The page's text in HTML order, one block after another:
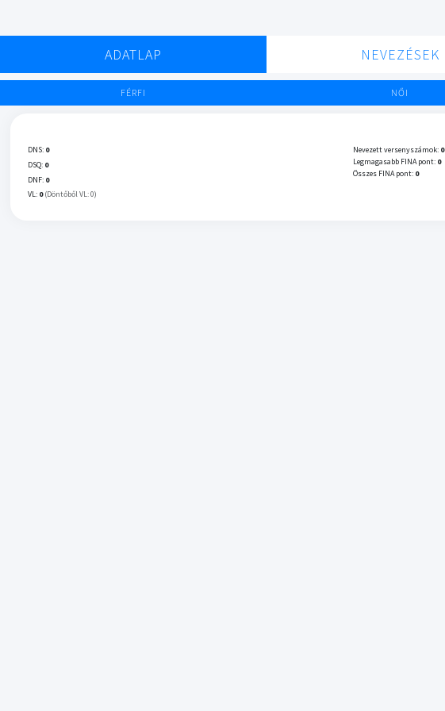
ADATLAP NEVEZÉSEK
FÉRFI NŐI
DNS: 0
DSQ: 0
DNF: 0
VL: 0 (Döntőből VL: 0)
Nevezett versenyszámok: 0
Legmagasabb FINA pont: 0
Összes FINA pont: 0